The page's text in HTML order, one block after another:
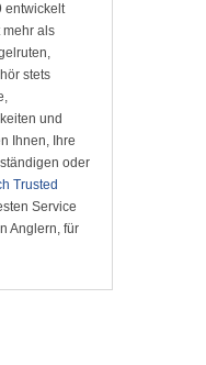
entwickelt
mehr als
stets
und
Ihnen, Ihre
oder
Trusted
Service
Anglern, für